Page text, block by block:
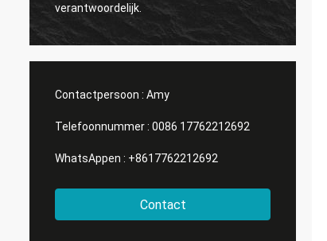
verantwoordelijk.
Contactpersoon : Amy
Telefoonnummer : 0086 17762212692
WhatsAppen : +8617762212692
Contact